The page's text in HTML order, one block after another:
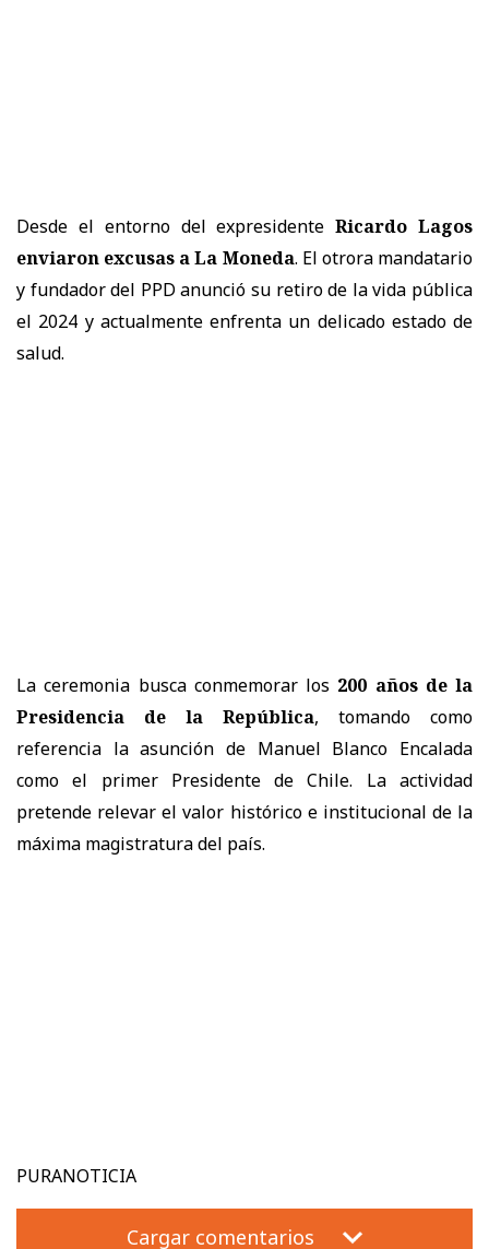
Desde el entorno del expresidenteRicardo Lagos
enviaron excusas a La Moneda. El otrora mandatario
y fundador del PPD anunció su retiro de la vida pública
el 2024 y actualmente enfrenta un delicado estado de
salud.
La ceremonia busca conmemorar los 200 años de la
Presidencia de la República, tomando como
referencia la asunción de Manuel Blanco Encalada
como el primer Presidente de Chile. La actividad
pretende relevar el valor histórico e institucional de la
máxima magistratura del país.
PURANOTICIA
Cargar comentarios